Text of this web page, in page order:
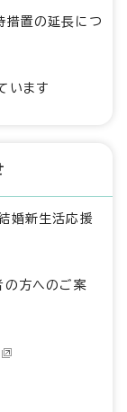
措置の延長につ
います
婚新生活応援
の方へのご案